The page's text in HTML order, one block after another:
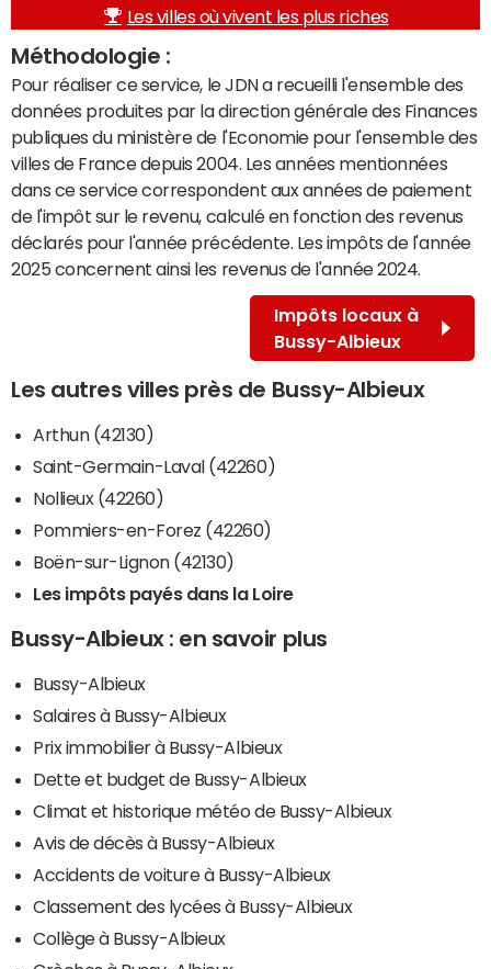
Les villes où vivent les plus riches
Méthodologie :
Pour réaliser ce service, le JDN a recueilli l'ensemble des
données produites par la direction générale des Finances
publiques du ministère de l'Economie pour l'ensemble des
villes de France depuis 2004. Les années mentionnées
dans ce service correspondent aux années de paiement
de l'impôt sur le revenu, calculé en fonction des revenus
déclarés pour l'année précédente. Les impôts de l'année
2025 concernent ainsi les revenus de l'année 2024.
Impôts locaux à
Bussy-Albieux
Les autres villes près de Bussy-Albieux
Arthun (42130)
Saint-Germain-Laval (42260)
Nollieux (42260)
Pommiers-en-Forez (42260)
Boën-sur-Lignon (42130)
Les impôts payés dans la Loire
Bussy-Albieux : en savoir plus
Bussy-Albieux
Salaires à Bussy-Albieux
Prix immobilier à Bussy-Albieux
Dette et budget de Bussy-Albieux
Climat et historique météo de Bussy-Albieux
Avis de décès à Bussy-Albieux
Accidents de voiture à Bussy-Albieux
Classement des lycées à Bussy-Albieux
Collège à Bussy-Albieux